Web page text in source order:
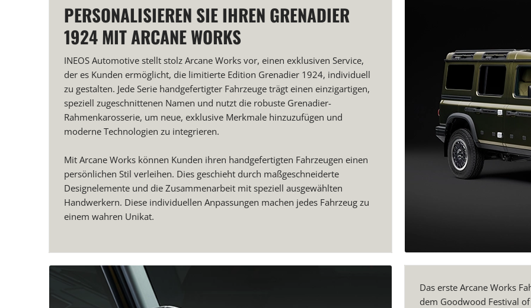
PERSONALISIEREN SIE IHREN GRENADIER
1924 MIT ARCANE WORKS
INEOS Automotive stellt stolz Arcane Works vor, einen exklusiven Service,
der es Kunden ermöglicht, die limitierte Edition Grenadier 1924, individuell
zu gestalten. Jede Serie handgefertigter Fahrzeuge trägt einen einzigartigen,
speziell zugeschnittenen Namen und nutzt die robuste Grenadier-
Rahmenkarosserie, um neue, exklusive Merkmale hinzuzufügen und
moderne Technologien zu integrieren.
Mit Arcane Works können Kunden ihren handgefertigten Fahrzeugen einen
persönlichen Stil verleihen. Dies geschieht durch maßgeschneiderte
Designelemente und die Zusammenarbeit mit speziell ausgewählten
Handwerkern. Diese individuellen Anpassungen machen jedes Fahrzeug zu
einem wahren Unikat.
Das erste Arcane Works
dem Goodwood Festival